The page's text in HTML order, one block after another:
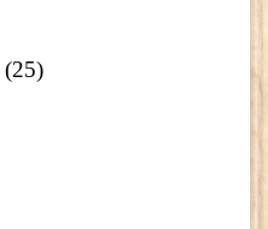
(25)